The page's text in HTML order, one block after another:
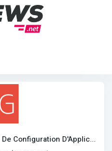
Configuration D'Applic...